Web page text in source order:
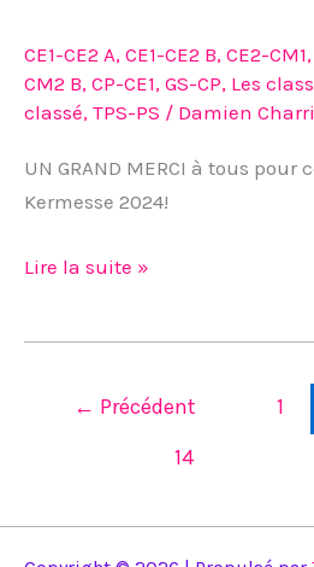
CE1-CE2 A, CE1-CE2 B, CE2-CM1,
CM2 B, CP-CE1, GS-CP, Les
classé, TPS-PS / Damien
UN GRAND MERCI à tous
Kermesse 2024!
Lire la suite »
← Précédent 1
14